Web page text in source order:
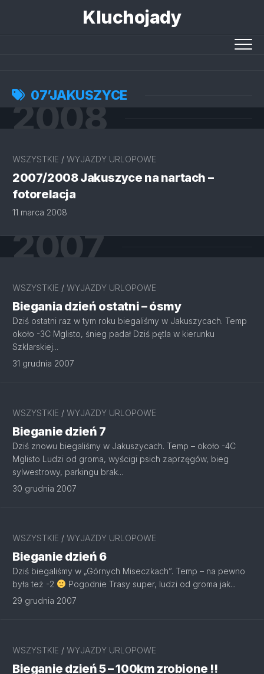
Kluchojady
07’JAKUSZYCE
2008
WSZYSTKIE / WYJAZDY URLOPOWE
2007/2008 Jakuszyce na nartach –
fotorelacja
11 marca 2008
2007
WSZYSTKIE / WYJAZDY URLOPOWE
Biegania dzień ostatni – ósmy
Dziś ostatni raz w tym roku biegaliśmy w Jakuszycach. Temp
około -3C Mglisto, śnieg padał Dziś pętla w kierunku
Szklarskiej...
31 grudnia 2007
WSZYSTKIE / WYJAZDY URLOPOWE
Bieganie dzień 7
Dziś znowu biegaliśmy w Jakuszycach. Temp – około -4C
Mglisto Ludzi od groma, wyścigi psich zaprzęgów, bieg
sylwestrowy, parkingu brak...
30 grudnia 2007
WSZYSTKIE / WYJAZDY URLOPOWE
Bieganie dzień 6
Dziś biegaliśmy w „Górnych Miseczkach”. Temp – na pewno
była też -2
Pogodnie Trasy super, ludzi od groma jak...
29 grudnia 2007
WSZYSTKIE / WYJAZDY URLOPOWE
Bieganie dzień 5 – 100km zrobione !!